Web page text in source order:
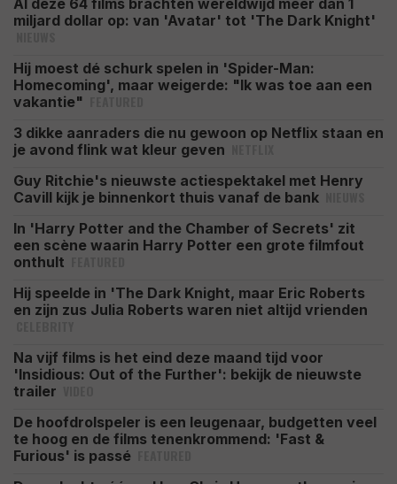
Al deze 64 films brachten wereldwijd meer dan 1
miljard dollar op: van 'Avatar' tot 'The Dark Knight'
Hij moest dé schurk spelen in 'Spider-Man:
Homecoming', maar weigerde: "Ik was toe aan een
vakantie"
3 dikke aanraders die nu gewoon op Netflix staan en
je avond flink wat kleur geven
Guy Ritchie's nieuwste actiespektakel met Henry
Cavill kijk je binnenkort thuis vanaf de bank
In 'Harry Potter and the Chamber of Secrets' zit
een scène waarin Harry Potter een grote filmfout
onthult
Hij speelde in 'The Dark Knight, maar Eric Roberts
en zijn zus Julia Roberts waren niet altijd vrienden
Na vijf films is het eind deze maand tijd voor
'Insidious: Out of the Further': bekijk de nieuwste
trailer
De hoofdrolspeler is een leugenaar, budgetten veel
te hoog en de films tenenkrommend: 'Fast &
Furious' is passé